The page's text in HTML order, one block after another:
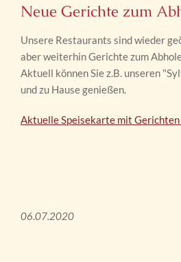
Neue Gerichte zum
Unsere Restaurants sind wieder
aber weiterhin Gerichte zum
Aktuell können Sie z.B. unseren
und zu Hause genießen.
Aktuelle Speisekarte mit
06.07.2020